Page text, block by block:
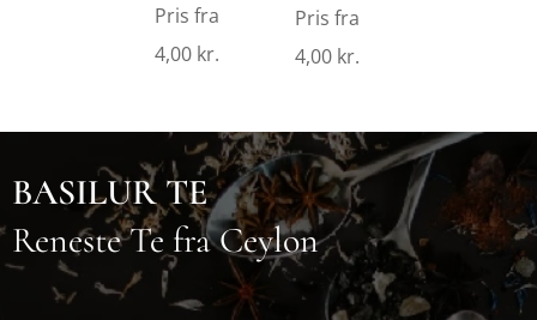
Pris fra
4,00kr.
Pris fra
4,00kr.
BASILUR TE
Reneste Te fra Ceylon